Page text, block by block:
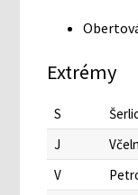
Extrémy
S
J
V